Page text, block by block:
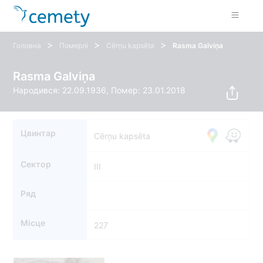
Головна > Померлі > Cērņu kapsēta > Rasma Galviņa
Rasma Galviņa
Народився: 22.09.1936, Помер: 23.01.2018
Цвинтар Cērņu kapsēta
Сектор III
Ряд
Місце 227